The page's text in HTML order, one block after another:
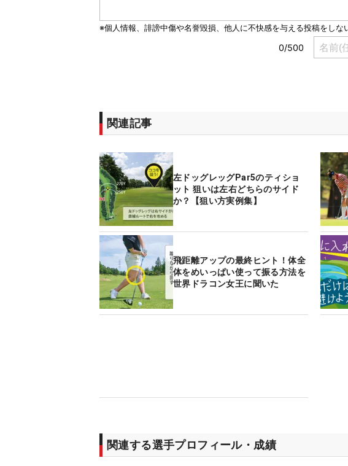
関連記事
左ドッグレッグPar5のティショ
ット 狙いは左右どちらのサイド
か？【狙い方実例集】
飛距離アップの最終ヒント！体全
体をめいっぱい使って振る方法を
世界ドラコン女王に聞いた
関連する選手プロフィール・成績